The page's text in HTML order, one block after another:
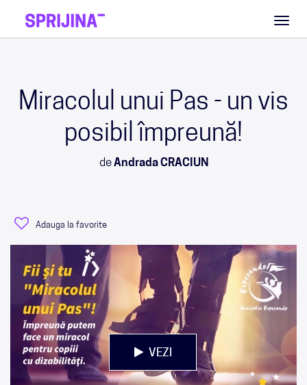
Miracolul unui Pas - un vis
posibil împreună!
deAndrada CRACIUN
Adauga la favorite
VEZI